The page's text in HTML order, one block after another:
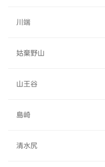
川端
姑棄野山
山王谷
島崎
清水尻